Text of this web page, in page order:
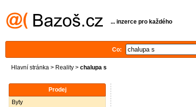
... inzerce pro každého
Co:
Hlavní stránka > Reality > chalupa s
Prodej
Byty